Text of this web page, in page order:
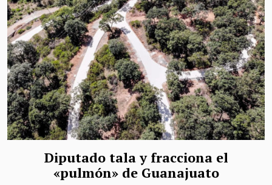
Diputado tala y fracciona el
«pulmón» de Guanajuato